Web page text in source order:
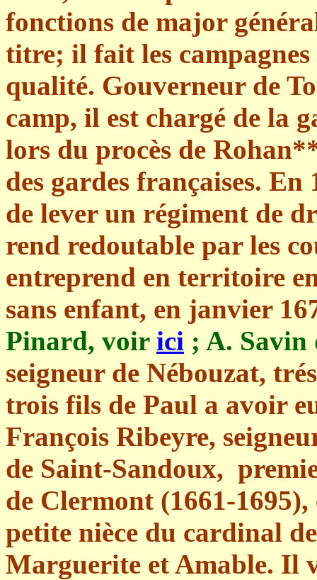
fonctions de major
titre; il fait les campagnes
qualité. Gouverneur de
camp, il est chargé de la
lors du procès de
des gardes françaises.
de lever un régiment de
rend redoutable par les
entreprend en territoire
sans enfant, en janvier
Pinard, voir ici ; A. Savin
seigneur de Nébouzat,
trois fils de Paul a avoir
François Ribeyre,
de Saint-Sandoux,
de Clermont (1661-
petite nièce du cardinal
Marguerite et Amable. Il